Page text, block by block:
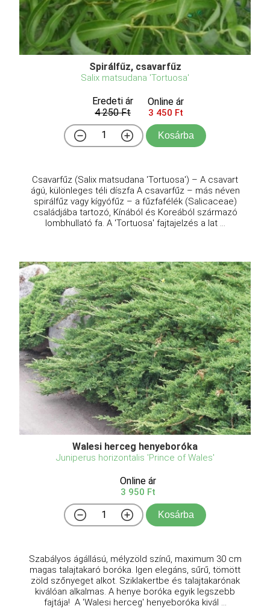
Spirálfűz, csavarfűz
Salix matsudana 'Tortuosa'
Eredeti ár
4 250 Ft
Online ár
3 450 Ft
Kosárba
Csavarfűz (Salix matsudana 'Tortuosa') – A csavart
ágú, különleges téli díszfa A csavarfűz – más néven
spirálfűz vagy kígyófűz – a fűzfafélék (Salicaceae)
családjába tartozó, Kínából és Koreából származó
lombhullató fa. A 'Tortuosa' fajtajelzés a lat ...
Walesi herceg henyeboróka
Juniperus horizontalis 'Prince of Wales'
Online ár
3 950 Ft
Kosárba
Szabályos ágállású, mélyzöld színű, maximum 30 cm
magas talajtakaró boróka. Igen elegáns, sűrű, tömött
zöld szőnyeget alkot. Sziklakertbe és talajtakarónak
kiválóan alkalmas. A henye boróka egyik legszebb
fajtája! A 'Walesi herceg' henyeboróka kivál ...